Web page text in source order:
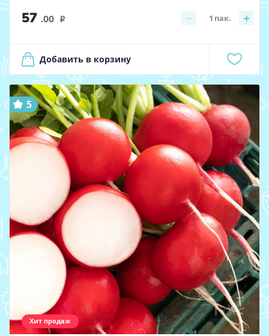
57 .00 i − +
1 пак.
Добавить в корзину
Хит продаж
5